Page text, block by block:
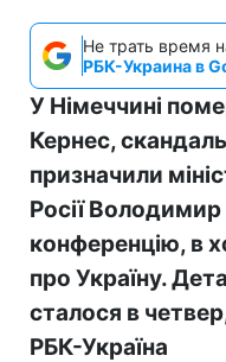
Не трать время
РБК-Украина в
У Німеччині
Кернес,
призначили
Росії
конференцію, в
про Україну.
сталося в
РБК-Україна